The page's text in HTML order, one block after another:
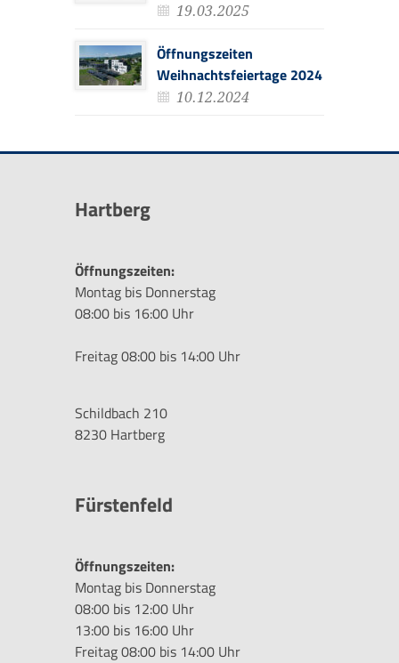
19.03.2025
Öffnungszeiten
Weihnachtsfeiertage 2024
10.12.2024
Hartberg
Öffnungszeiten:
Montag bis Donnerstag
08:00 bis 16:00 Uhr
Freitag 08:00 bis 14:00 Uhr
Schildbach 210
8230 Hartberg
Fürstenfeld
Öffnungszeiten:
Montag bis Donnerstag
08:00 bis 12:00 Uhr
13:00 bis 16:00 Uhr
Freitag 08:00 bis 14:00 Uhr